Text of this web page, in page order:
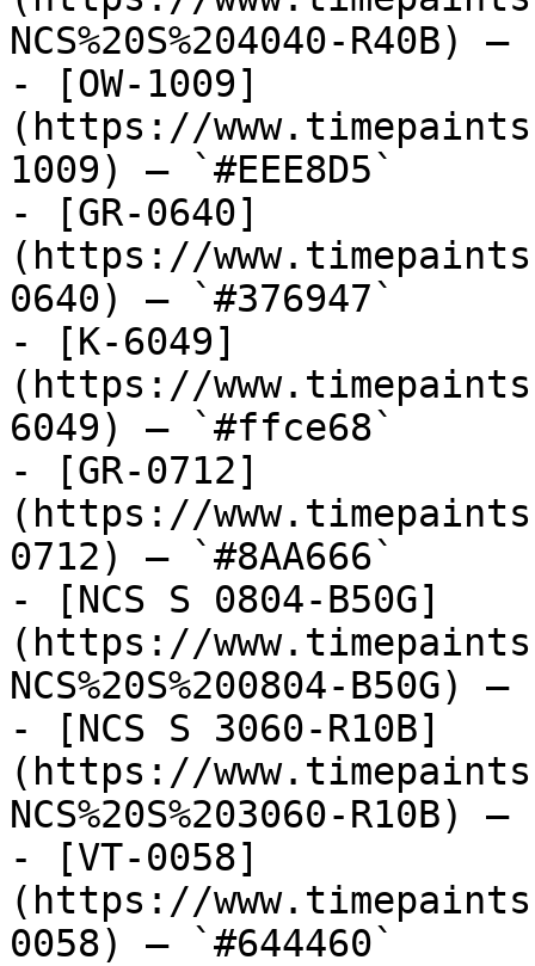
NCS%20S%204040-R40B)
- [OW-1009]
(https://
1009) — `#EEE8D5`
- [GR-0640]
(https://
0640) — `#376947`
- [K-6049]
(https://
6049) — `#ffce68`
- [GR-0712]
(https://
0712) — `#8AA666`
- [NCS S 0804-B50G]
(https://
NCS%20S%200804-B50G)
- [NCS S 3060-R10B]
(https://
NCS%20S%203060-R10B)
- [VT-0058]
(https://
0058) — `#644460`